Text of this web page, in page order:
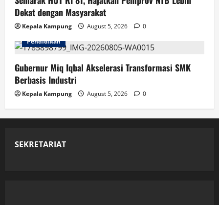
Dekat dengan Masyarakat
Kepala Kampung August 5, 2026
0
Pendidikan
Gubernur Miq Iqbal Akselerasi Transformasi SMK
Berbasis Industri
Kepala Kampung August 5, 2026 0
SEKRETARIAT